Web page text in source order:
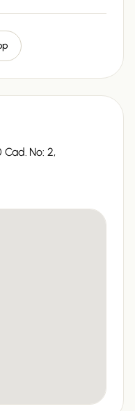
Cad. No: 2,